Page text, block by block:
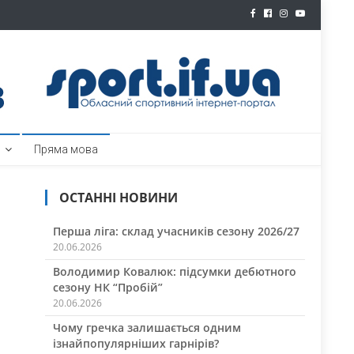
Пряма мова
ОСТАННІ НОВИНИ
Перша ліга: склад учасників сезону 2026/27
20.06.2026
Володимир Ковалюк: підсумки дебютного
сезону НК “Пробій”
20.06.2026
Чому гречка залишається одним
ізнайпопулярніших гарнірів?